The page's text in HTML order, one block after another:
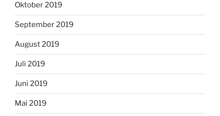
Oktober 2019
September 2019
August 2019
Juli 2019
Juni 2019
Mai 2019